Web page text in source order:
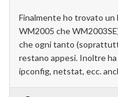
Finalmente ho trovato un
WM2005 che
che ogni tanto
restano appesi. Inoltre
ipconfig, netstat, ecc.